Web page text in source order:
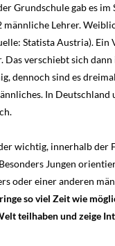
Grundschule gab es
Lehrer.
Statista Austria). Ein
Das verschiebt sich dann
dennoch sind es
In Deutschland
wichtig, innerhalb der
Jungen
oder einer anderen
so viel Zeit wie
teilhaben und zeige